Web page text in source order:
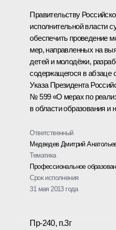
Правительству
исполнительной власти
обеспечить проведение
мер, направленных на
детей и молодёжи,
содержащегося в абзаце
Указа Президента
№ 599 «О мерах по
в области образования и
Ответственный
Медведев Дмитрий
Тематика
Профессиональное
Срок исполнения
31 мая 2013 года
Пр-240, п.3г